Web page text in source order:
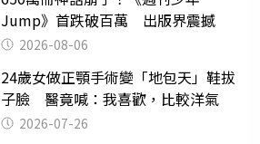
Jump》首跌破百萬 出版界震撼
2026-08-06
24歲女做正顎手術變「地包天」鞋拔
子臉 醫竟喊：我喜歡，比較洋氣
2026-07-26